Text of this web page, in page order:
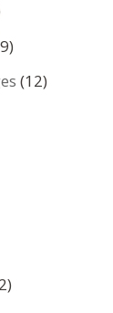
99
produits
1212
12